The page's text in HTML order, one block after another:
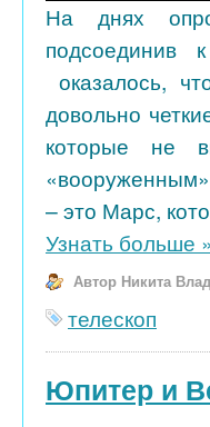
На днях
подсоединив
оказалось,
довольно
которые не
– это Марс,
Узнать больше »
Автор Никита
телескоп
Юпитер и